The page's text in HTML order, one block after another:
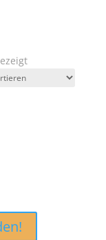
Nach
Aktualität